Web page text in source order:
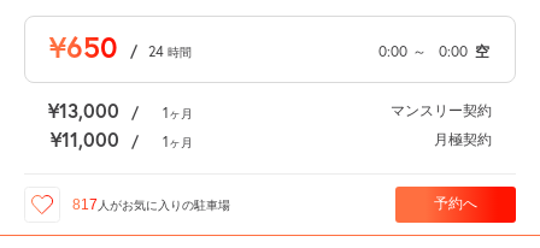
¥650 / 24 時間 0:00 ～ 0:00 空
¥13,000 / 1ヶ月 マンスリー契約
¥11,000 / 1ヶ月 月極契約
817 人がお気に入りの駐車場 予約へ